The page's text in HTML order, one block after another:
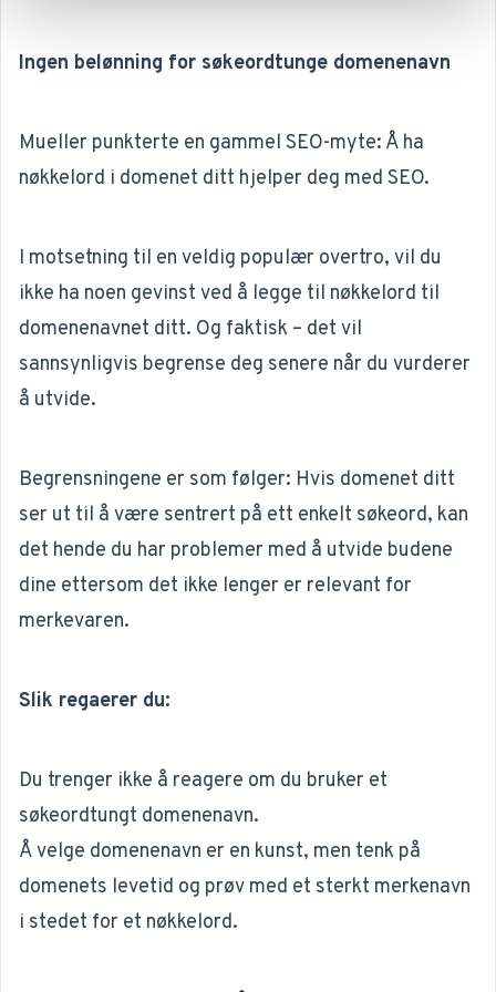
Ingen belønning for søkeordtunge domenenavn
Mueller punkterte en gammel SEO-myte: Å ha
nøkkelord i domenet ditt hjelper deg med SEO.
I motsetning til en veldig populær overtro, vil du
ikke ha noen gevinst ved å legge til nøkkelord til
domenenavnet ditt. Og faktisk – det vil
sannsynligvis begrense deg senere når du vurderer
å utvide.
Begrensningene er som følger: Hvis domenet ditt
ser ut til å være sentrert på ett enkelt søkeord, kan
det hende du har problemer med å utvide budene
dine ettersom det ikke lenger er relevant for
merkevaren.
Slik regaerer du:
Du trenger ikke å reagere om du bruker et
søkeordtungt domenenavn.
Å velge domenenavn er en kunst, men tenk på
domenets levetid og prøv med et sterkt merkenavn
i stedet for et nøkkelord.